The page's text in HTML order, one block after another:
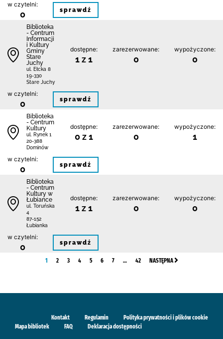
w czytelni:
0 sprawdź
Biblioteka
- Centrum
Informacji
i Kultury
Gminy
Stare
Juchy
ul. Ełcka 8
19-330
Stare Juchy
dostępne:
1 z 1
zarezerwowane:
0
wypożyczone:
0
w czytelni:
0 sprawdź
Biblioteka
- Centrum
Kultury
ul. Rynek 1
20-388
Dominów
dostępne:
0 z 1
zarezerwowane:
0
wypożyczone:
1
w czytelni:
0 sprawdź
Biblioteka
- Centrum
Kultury w
Łubiance
ul. Toruńska
4
87-152
Łubianka
dostępne:
1 z 1
zarezerwowane:
0
wypożyczone:
0
w czytelni:
0 sprawdź
1 2 3 4 5 6 7 … 42 NASTĘPNA
Kontakt Regulamin
Polityka prywatności i plików cookie
Mapa bibliotek
FAQ Deklaracja dostępności